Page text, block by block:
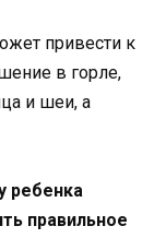
привести к
в горле,
и шеи, а
ребенка
правильное